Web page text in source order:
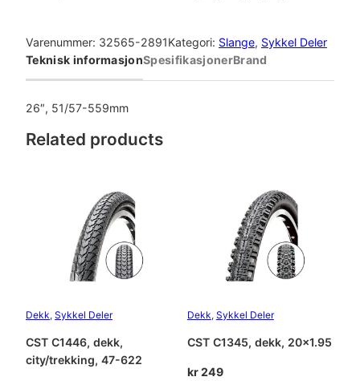
Varenummer: 32565-2891Kategori: Slange, Sykkel Deler
Teknisk informasjonSpesifikasjonerBrand
26″, 51/57-559mm
Related products
Dekk, Sykkel Deler
CST C1446, dekk,
city/trekking, 47-622
Dekk, Sykkel Deler
CST C1345, dekk, 20×1.95
kr249